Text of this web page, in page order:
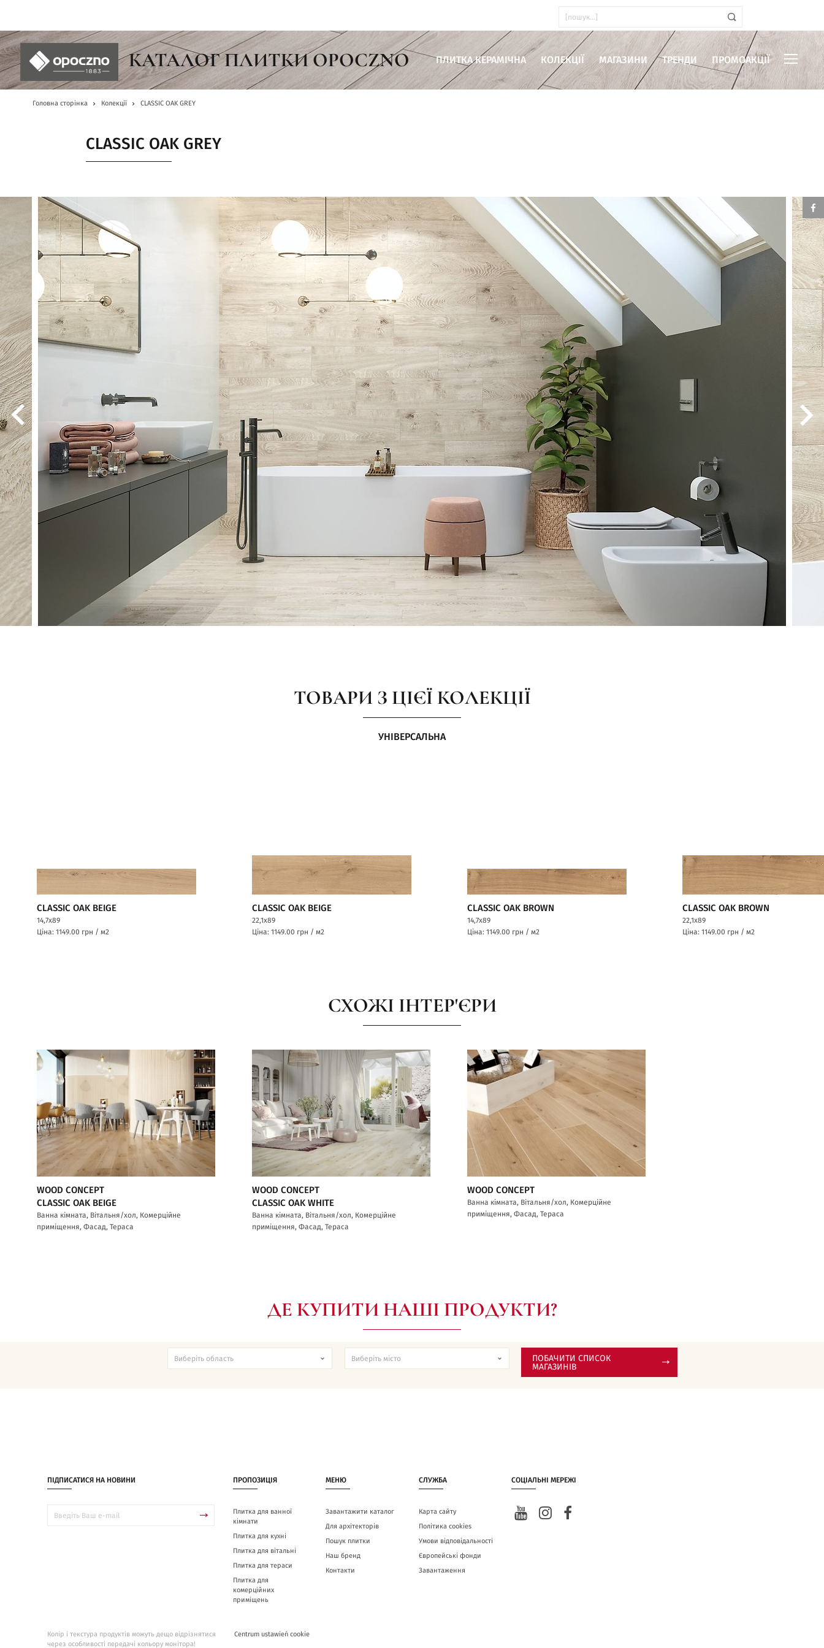
ПЛИТКА КЕРАМІЧНА КОЛЕКЦІЇ МАГАЗИНИ ТРЕНДИ ПРОМОАКЦІЇ
КАТАЛОГ ПЛИТКИ OPOCZNO
Головна сторінка Колекції CLASSIC OAK GREY
CLASSIC OAK GREY
ТОВАРИ З ЦІЄЇ КОЛЕКЦІЇ
УНІВЕРСАЛЬНА
CLASSIC OAK BEIGE
14,7x89
Ціна: 1149.00 грн / м2
CLASSIC OAK BEIGE
22,1x89
Ціна: 1149.00 грн / м2
CLASSIC OAK BROWN
14,7x89
Ціна: 1149.00 грн / м2
CLASSIC OAK BROWN
22,1x89
Ціна: 1149.00 грн / м2
СХОЖІ ІНТЕР'ЄРИ
WOOD CONCEPT
CLASSIC OAK BEIGE
Ванна кімната, Вітальня/хол, Комерційне
приміщення, Фасад, Тераса
WOOD CONCEPT
CLASSIC OAK WHITE
Ванна кімната, Вітальня/хол, Комерційне
приміщення, Фасад, Тераса
WOOD CONCEPT
Ванна кімната, Вітальня/хол, Комерційне
приміщення, Фасад, Тераса
ДЕ КУПИТИ НАШІ ПРОДУКТИ?
ПОБАЧИТИ СПИСОК
МАГАЗИНІВ
ПІДПИСАТИСЯ НА НОВИНИ ПРОПОЗИЦІЯ
Плитка для ванної
кімнати
Плитка для кухні
Плитка для вітальні
Плитка для тераси
Плитка для
комерційних
приміщень
МЕНЮ
Завантажити каталог
Для архітекторів
Пошук плитки
Наш бренд
Контакти
СЛУЖБА
Карта сайту
Політика cookies
Умови відповідальності
Європейські фонди
Завантаження
СОЦІАЛЬНІ МЕРЕЖІ
Колір і текстура продуктів можуть дещо відрізнятися
через особливості передачі кольору монітора!
Centrum ustawień cookie